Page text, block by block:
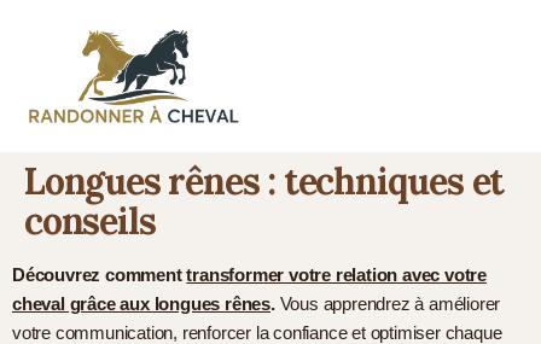
Longues rênes : techniques et
conseils
Découvrez commenttransformer votre relation avec votre
cheval grâce aux longues rênes.Vous apprendrez à améliorer
votre communication, renforcer la confiance et optimiser chaque